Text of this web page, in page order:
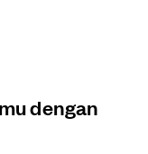
dengan